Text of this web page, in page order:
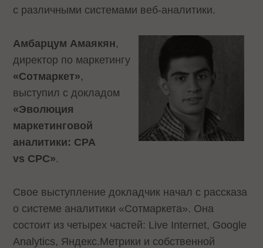
с различными системами веб-аналитики.
Амбарцум Амаякян,
директор по маркетингу
«Сотмаркет»,
выступил с докладом
«Эволюция
маркетинговой
аналитики: CPA
vs CPC».
Свое выступление докладчик начал с рассказа
о системе аналитики «Сотмаркета». Она
состоит из четырех частей: Live Internet, Google
Analytics, Яндекс.Метрики и собственной